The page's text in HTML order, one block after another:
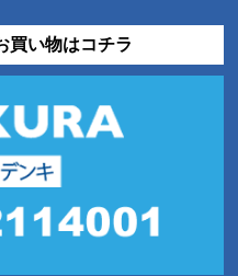
買い物はコチラ